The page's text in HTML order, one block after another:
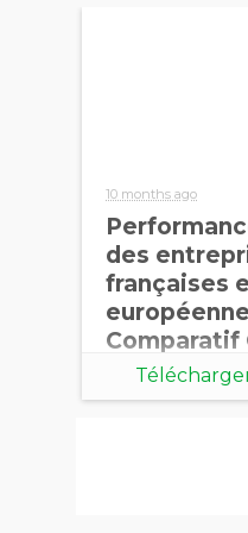
10 months ago
des
françaises
Comparatif
BICS –
édition